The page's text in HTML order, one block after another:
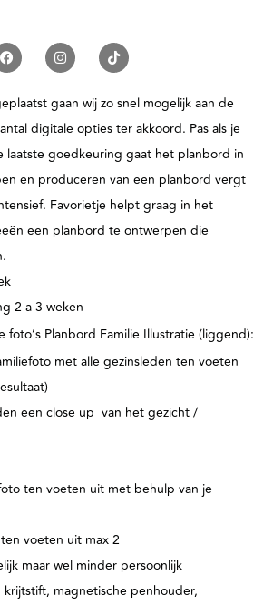
gaan wij zo snel mogelijk aan de
digitale opties ter akkoord. Pas als je
goedkeuring gaat het planbord in
en produceren van een planbord vergt
Favorietje helpt graag in het
een planbord te ontwerpen die
2 a 3 weken
Planbord Familie Illustratie (liggend):
met alle gezinsleden ten voeten
een close up van het gezicht /
ten voeten uit met behulp van je
voeten uit max 2
maar wel minder persoonlijk
krijtstift, magnetische penhouder,